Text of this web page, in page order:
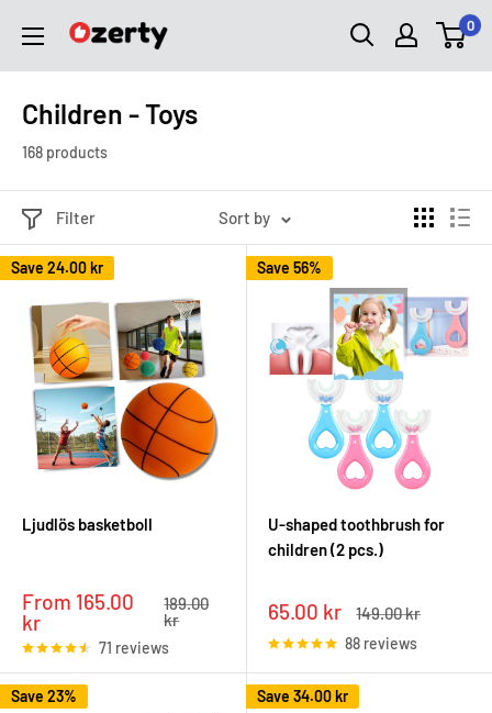
content
Ozerty
0
Children - Toys
168 products
Filter Sort by
Save 24.00 kr
Ljudlös basketboll
Sale
price
From 165.00
kr
Regular
price
189.00
kr
71 reviews
Save 56%
U-shaped toothbrush for
children (2 pcs.)
Sale
price
65.00 kr
Regular
149.00 kr
88 reviews
Save 23% Save 34.00 kr